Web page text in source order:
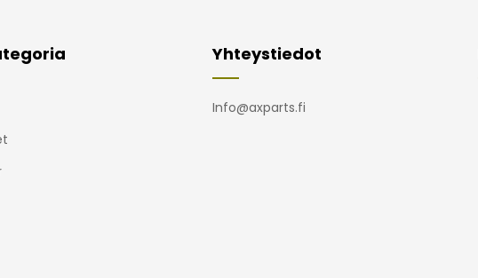
Yhteystiedot
Info@axparts.fi